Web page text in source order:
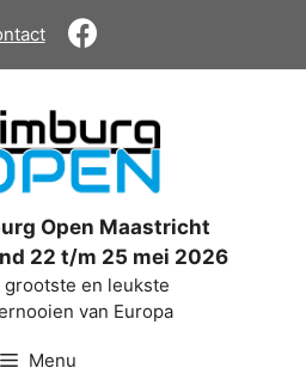
Open Maastricht
22 t/m 25 mei 2026
grootste en leukste
van Europa
Menu